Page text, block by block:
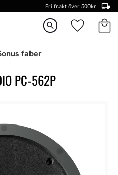
Fri frakt över 500kr
search Favoriter
faber
PC-562P